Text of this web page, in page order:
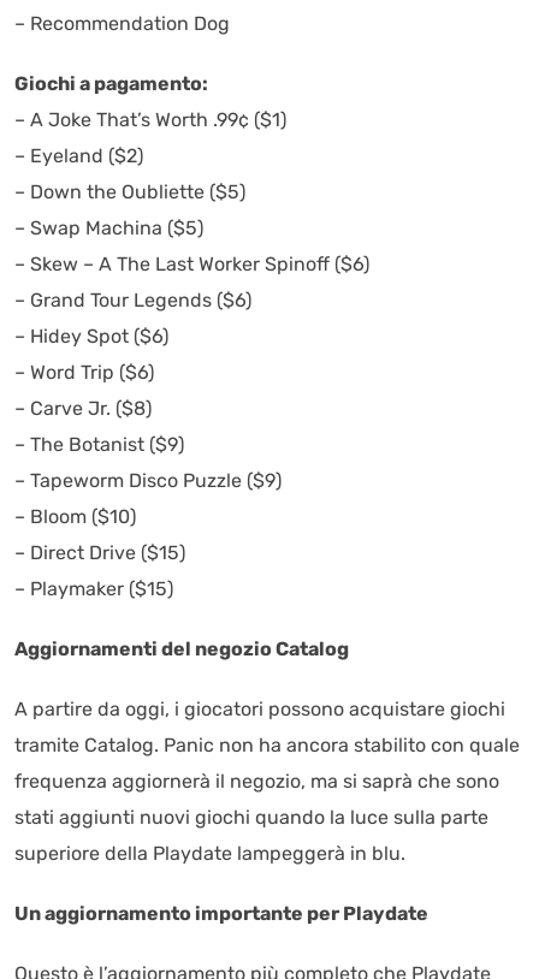
– Recommendation Dog
Giochi a pagamento:
– A Joke That’s Worth .99¢ ($1)
– Eyeland ($2)
– Down the Oubliette ($5)
– Swap Machina ($5)
– Skew – A The Last Worker Spinoff ($6)
– Grand Tour Legends ($6)
– Hidey Spot ($6)
– Word Trip ($6)
– Carve Jr. ($8)
– The Botanist ($9)
– Tapeworm Disco Puzzle ($9)
– Bloom ($10)
– Direct Drive ($15)
– Playmaker ($15)
Aggiornamenti del negozio Catalog
A partire da oggi, i giocatori possono acquistare giochi
tramite Catalog. Panic non ha ancora stabilito con quale
frequenza aggiornerà il negozio, ma si saprà che sono
stati aggiunti nuovi giochi quando la luce sulla parte
superiore della Playdate lampeggerà in blu.
Un aggiornamento importante per Playdate
Questo è l’aggiornamento più completo che Playdate